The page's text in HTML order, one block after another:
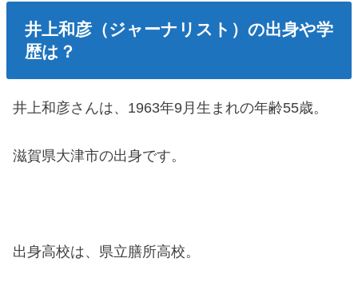
井上和彦（ジャーナリスト）の出身や学
歴は？
井上和彦さんは、1963年9月生まれの年齢55歳。
滋賀県大津市の出身です。
出身高校は、県立膳所高校。